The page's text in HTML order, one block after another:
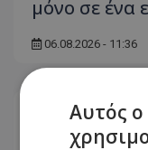
μόνο σε ένα
06.08.2026 - 11:36
Αυτός